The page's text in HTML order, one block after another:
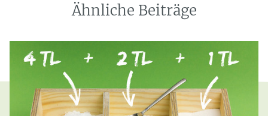
Ähnliche Beiträge